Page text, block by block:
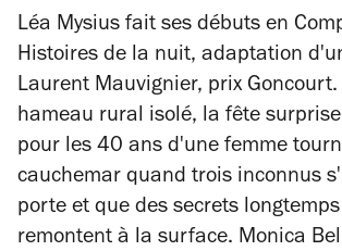
Léa Mysius fait ses débuts en
Histoires de la nuit, adaptation
Laurent Mauvignier, prix Goncourt.
hameau rural isolé, la fête
pour les 40 ans d'une femme
cauchemar quand trois inconnus
porte et que des secrets
remontent à la surface. Monica